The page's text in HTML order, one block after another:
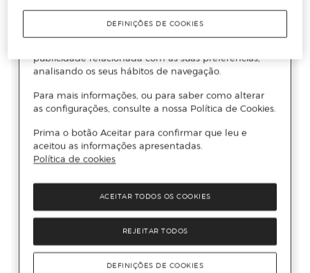
DEFINIÇÕES DE COOKIES